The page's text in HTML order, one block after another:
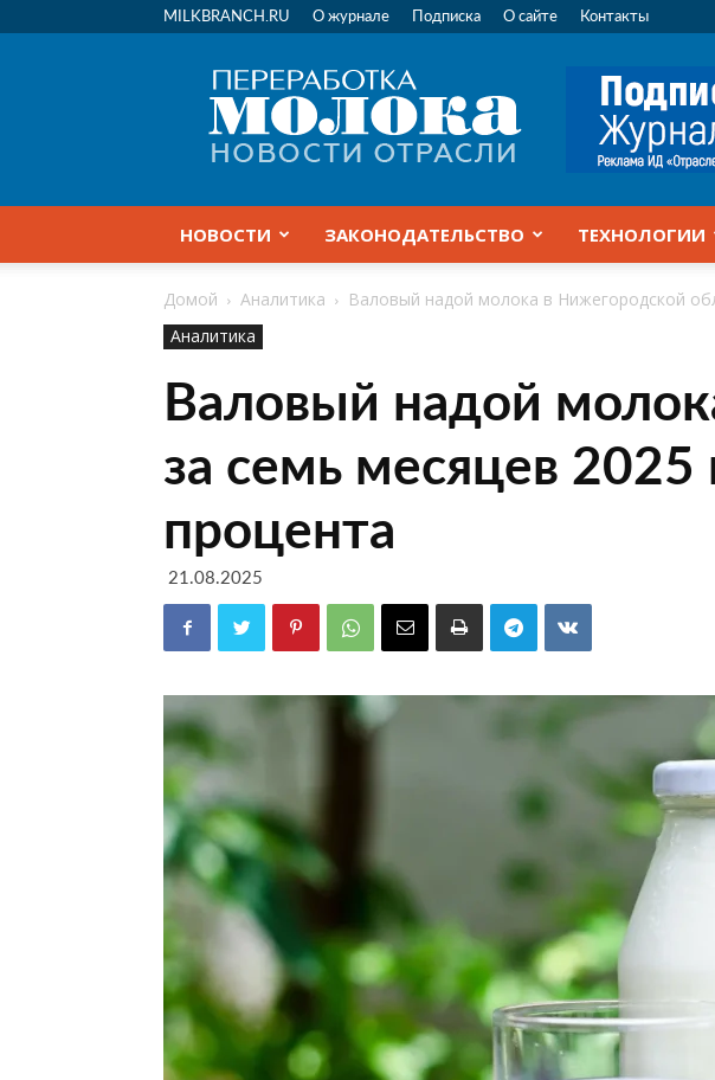
MILKBRANCH.RU О журнале Подписка О сайте Контакты
Переработка
молока
|
Новости
НОВОСТИ ЗАКОНОДАТЕЛЬСТВО ТЕХНОЛОГИИ
Домой Аналитика
Валовый надой молока в Нижегородской
Аналитика
Валовый надой
за семь месяцев 2025
процента
21.08.2025